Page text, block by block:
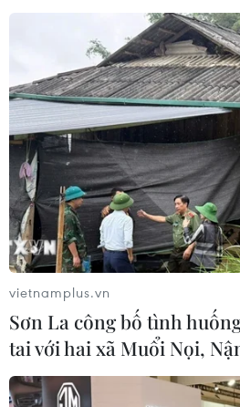
vietnamplus.vn
Sơn La công bố tình
tai với hai xã Muổi Nọi,